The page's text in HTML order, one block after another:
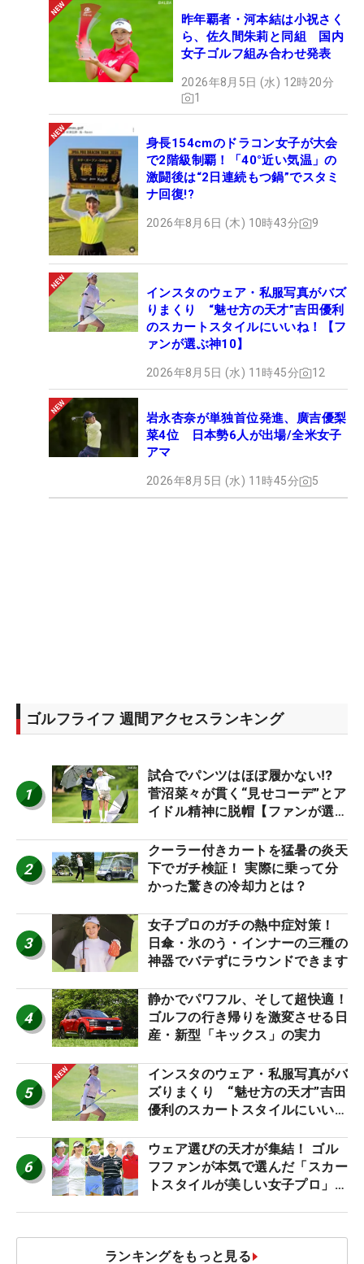
昨年覇者・河本結は小祝さく
ら、佐久間朱莉と同組 国内
女子ゴルフ組み合わせ発表
2026年8月5日 (水) 12時20分
1
身長154cmのドラコン女子が大会
で2階級制覇！「40°近い気温」の
激闘後は“2日連続もつ鍋”でスタミ
ナ回復!?
2026年8月6日 (木) 10時43分 9
インスタのウェア・私服写真がバズ
りまくり “魅せ方の天才”吉田優利
のスカートスタイルにいいね！【フ
ァンが選ぶ神10】
2026年8月5日 (水) 11時45分 12
岩永杏奈が単独首位発進、廣吉優梨
菜4位 日本勢6人が出場/全米女子
アマ
2026年8月5日 (水) 11時45分 5
ゴルフライフ 週間アクセスランキング
1
試合でパンツはほぼ履かない⁉
菅沼菜々が貫く“見せコーデ”とア
イドル精神に脱帽【ファンが選ぶ
2
クーラー付きカートを猛暑の炎天
下でガチ検証！ 実際に乗って分
かった驚きの冷却力とは？
3
女子プロのガチの熱中症対策！
日傘・氷のう・インナーの三種の
神器でバテずにラウンドできます
4
静かでパワフル、そして超快適！
ゴルフの行き帰りを激変させる日
産・新型「キックス」の実力
5
インスタのウェア・私服写真がバ
ズりまくり “魅せ方の天才”吉田
優利のスカートスタイルにいい
6
ウェア選びの天才が集結！ ゴル
フファンが本気で選んだ「スカー
トスタイルが美しい女子プロ」神
ランキングをもっと見る